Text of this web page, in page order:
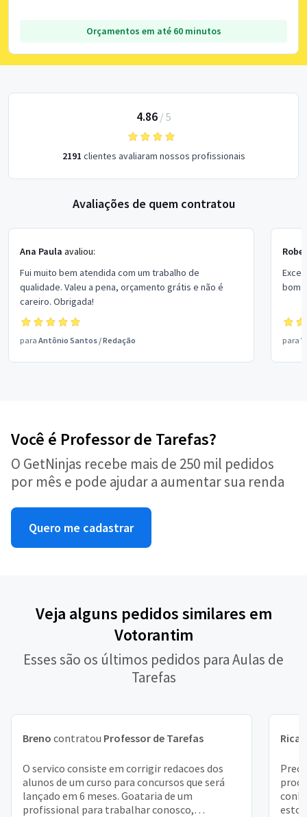
Orçamentos em até 60 minutos
4.86/ 5
2191 clientes avaliaram nossos profissionais
Avaliações de quem contratou
Ana Paula avaliou:
Fui muito bem atendida com um trabalho de
qualidade. Valeu a pena, orçamento grátis e não é
careiro. Obrigada!
para Antônio Santos /Redação
bom
para
Você é Professor de Tarefas?
O GetNinjas recebe mais de 250 mil pedidos
por mês e pode ajudar a aumentar sua renda
Quero me cadastrar
Veja alguns pedidos similares em
Votorantim
Esses são os últimos pedidos para Aulas de
Tarefas
Breno contratou Professor de Tarefas
O servico consiste em corrigir redacoes dos
alunos de um curso para concursos que será
lançado em 6 meses. Goataria de um
profissional para trabalhar conosco,